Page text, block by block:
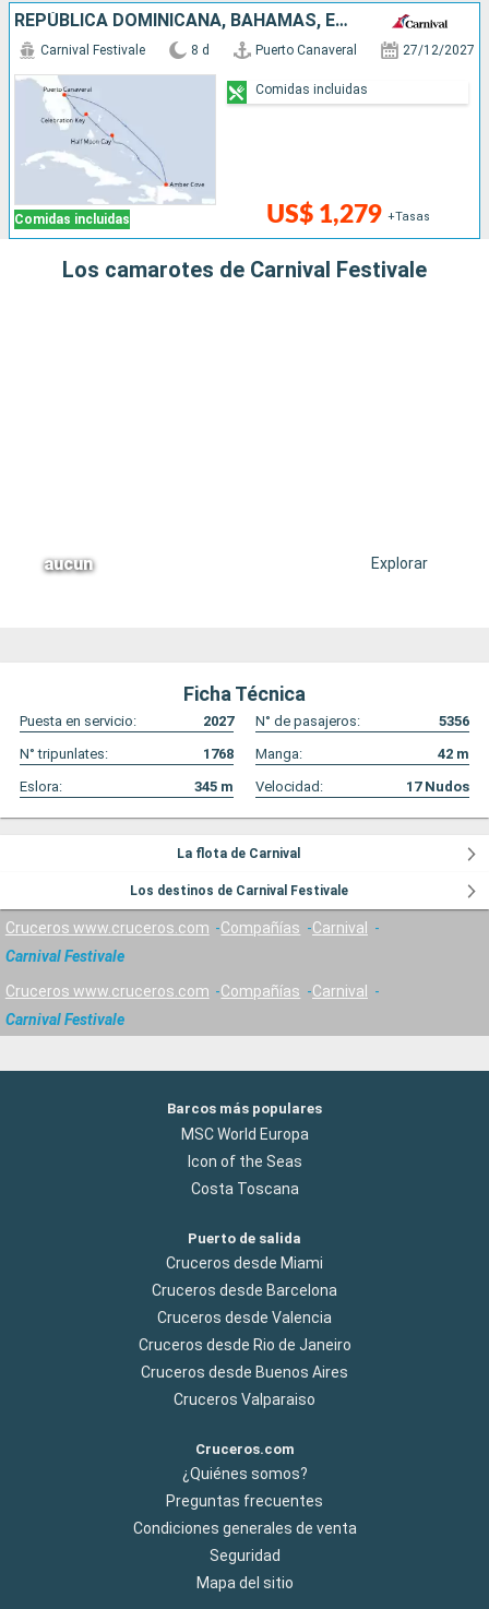
REPÚBLICA DOMINICANA, BAHAMAS, ESTADOS UNIDOS
Comidas incluidas
Carnival Festivale 8 d Puerto Canaveral 27/12/2027
US$ 1,279 +Tasas
Comidas incluidas
Los camarotes de Carnival Festivale
aucun Explorar
Ficha Técnica
Puesta en servicio: 2027 N° de pasajeros:
5356
N° tripunlates:
1768 Manga: 42 m
Eslora:
345 m Velocidad: 17 Nudos
La flota de Carnival
Los destinos de Carnival Festivale
Cruceros www.cruceros.com Compañías
Carnival
Carnival Festivale
Cruceros www.cruceros.com Compañías
Carnival
Carnival Festivale
Barcos más populares
MSC World Europa
Icon of the Seas
Costa Toscana
Puerto de salida
Cruceros desde Miami
Cruceros desde Barcelona
Cruceros desde Valencia
Cruceros desde Rio de Janeiro
Cruceros desde Buenos Aires
Cruceros Valparaiso
Cruceros.com
¿Quiénes somos?
Preguntas frecuentes
Condiciones generales de venta
Seguridad
Mapa del sitio